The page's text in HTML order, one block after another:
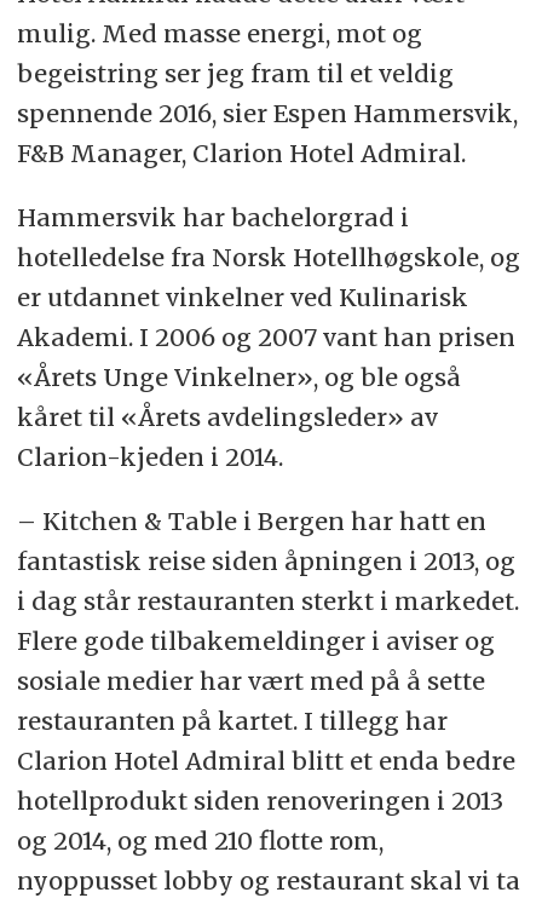
mulig. Med masse energi, mot og
begeistring ser jeg fram til et veldig
spennende 2016, sier Espen Hammersvik,
F&B Manager, Clarion Hotel Admiral.
Hammersvik har bachelorgrad i
hotelledelse fra Norsk Hotellhøgskole, og
er utdannet vinkelner ved Kulinarisk
Akademi. I 2006 og 2007 vant han prisen
«Årets Unge Vinkelner», og ble også
kåret til «Årets avdelingsleder» av
Clarion-kjeden i 2014.
– Kitchen & Table i Bergen har hatt en
fantastisk reise siden åpningen i 2013, og
i dag står restauranten sterkt i markedet.
Flere gode tilbakemeldinger i aviser og
sosiale medier har vært med på å sette
restauranten på kartet. I tillegg har
Clarion Hotel Admiral blitt et enda bedre
hotellprodukt siden renoveringen i 2013
og 2014, og med 210 flotte rom,
nyoppusset lobby og restaurant skal vi ta